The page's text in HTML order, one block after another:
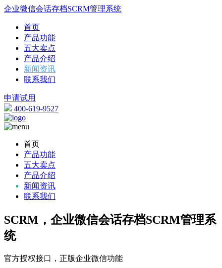
企业微信会话存档SCRM管理系统
首页
产品功能
五大卖点
产品介绍
新闻资讯
联系我们
申请试用
400-619-9527
首页
产品功能
五大卖点
产品介绍
新闻资讯
联系我们
SCRM，企业微信会话存档SCRM管理系
统
官方授权接口，正版企业微信功能